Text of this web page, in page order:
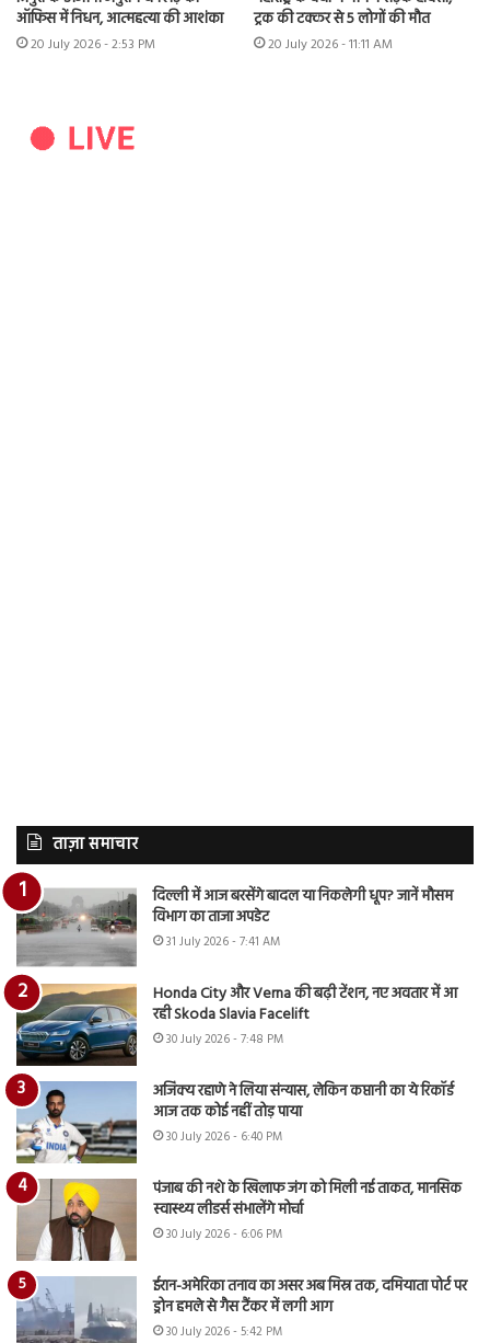
ऑफिस में निधन, आत्महत्या की आशंका
20 July 2026 - 2:53 PM
ट्रक की टक्कर से 5 लोगों की मौत
20 July 2026 - 11:11 AM
ताज़ा समाचार
दिल्ली में आज बरसेंगे बादल या निकलेगी धूप? जानें मौसम
विभाग का ताजा अपडेट
31 July 2026 - 7:41 AM
Honda City और Verna की बढ़ी टेंशन, नए अवतार में आ
रही Skoda Slavia Facelift
30 July 2026 - 7:48 PM
अजिंक्य रहाणे ने लिया संन्यास, लेकिन कप्तानी का ये रिकॉर्ड
आज तक कोई नहीं तोड़ पाया
30 July 2026 - 6:40 PM
पंजाब की नशे के खिलाफ जंग को मिली नई ताकत, मानसिक
स्वास्थ्य लीडर्स संभालेंगे मोर्चा
30 July 2026 - 6:06 PM
ईरान-अमेरिका तनाव का असर अब मिस्र तक, दमियाता पोर्ट पर
ड्रोन हमले से गैस टैंकर में लगी आग
30 July 2026 - 5:42 PM